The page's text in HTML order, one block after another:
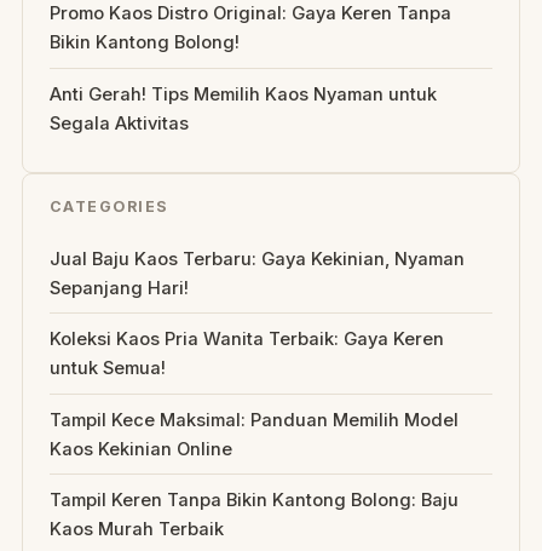
Promo Kaos Distro Original: Gaya Keren Tanpa
Bikin Kantong Bolong!
Anti Gerah! Tips Memilih Kaos Nyaman untuk
Segala Aktivitas
CATEGORIES
Jual Baju Kaos Terbaru: Gaya Kekinian, Nyaman
Sepanjang Hari!
Koleksi Kaos Pria Wanita Terbaik: Gaya Keren
untuk Semua!
Tampil Kece Maksimal: Panduan Memilih Model
Kaos Kekinian Online
Tampil Keren Tanpa Bikin Kantong Bolong: Baju
Kaos Murah Terbaik